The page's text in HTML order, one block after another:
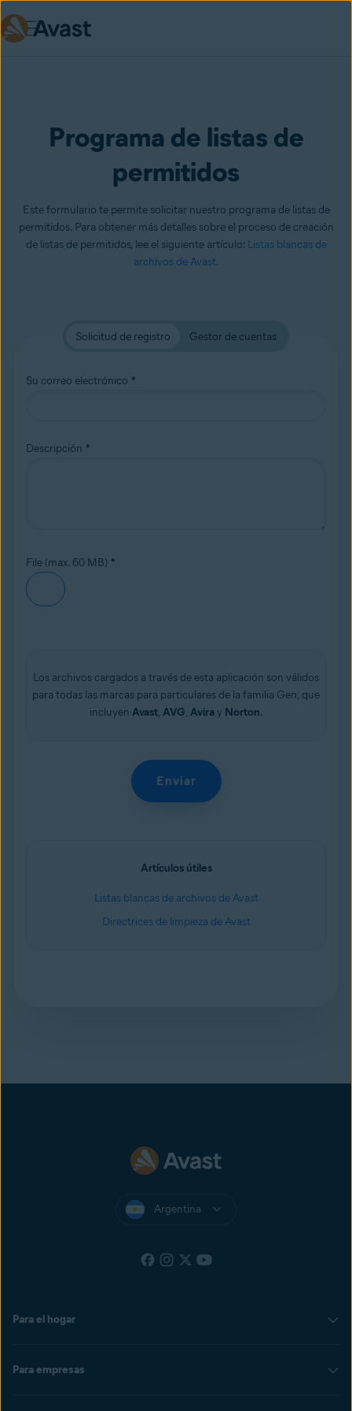
Programa de listas de
permitidos
Este formulario te permite solicitar nuestro programa de listas de
permitidos. Para obtener más detalles sobre el proceso de creación
de listas de permitidos, lee el siguiente artículo: Listas blancas de
archivos de Avast.
Solicitud de registro Gestor de cuentas
Su correo electrónico *
Descripción *
File (max. 60 MB) *
Los archivos cargados a través de esta aplicación son válidos
para todas las marcas para particulares de la familia Gen, que
incluyen Avast, AVG, Aviray Norton.
Artículos útiles
Listas blancas de archivos de Avast
Directrices de limpieza de Avast
Argentina
Para el hogar
Para empresas